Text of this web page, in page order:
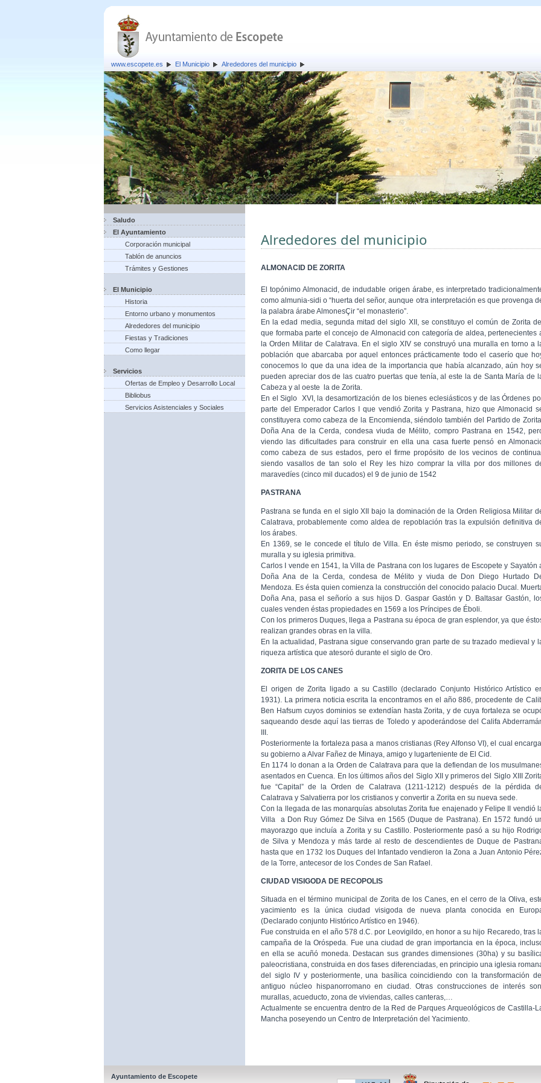
www.escopete.es El Municipio Alrededores del municipio
Saludo
El Ayuntamiento
Corporación municipal
Tablón de anuncios
Trámites y Gestiones
El Municipio
Historia
Entorno urbano y monumentos
Alrededores del municipio
Fiestas y Tradiciones
Como llegar
Servicios
Ofertas de Empleo y Desarrollo Local
Bibliobus
Servicios Asistenciales y Sociales
Alrededores del municipio
ALMONACID DE ZORITA
El topónimo Almonacid, de indudable origen árabe, es interpretado
como almunia-sidi o “huerta del señor, aunque otra interpretación es que provenga
la palabra árabe AlmonesÇir “el monasterio”.
En la edad media, segunda mitad del siglo XII, se constituyo el común de Zorita del
que formaba parte el concejo de Almonacid con categoría de aldea, pertenecientes
la Orden Militar de Calatrava. En el siglo XIV se construyó una muralla en torno a
población que abarcaba por aquel entonces prácticamente todo el caserío que
conocemos lo que da una idea de la importancia que había alcanzado, aún hoy
pueden apreciar dos de las cuatro puertas que tenía, al este la de Santa María de
Cabeza y al oeste la de Zorita.
En el Siglo XVI, la desamortización de los bienes eclesiásticos y de las Órdenes
parte del Emperador Carlos I que vendió Zorita y Pastrana, hizo que Almonacid
constituyera como cabeza de la Encomienda, siéndolo también del Partido de
Doña Ana de la Cerda, condesa viuda de Mélito, compro Pastrana en 1542,
viendo las dificultades para construir en ella una casa fuerte pensó en
como cabeza de sus estados, pero el firme propósito de los vecinos de
siendo vasallos de tan solo el Rey les hizo comprar la villa por dos millones
maravedíes (cinco mil ducados) el 9 de junio de 1542
PASTRANA
Pastrana se funda en el siglo XII bajo la dominación de la Orden Religiosa Militar
Calatrava, probablemente como aldea de repoblación tras la expulsión definitiva
los árabes.
En 1369, se le concede el título de Villa. En éste mismo periodo, se construyen
muralla y su iglesia primitiva.
Carlos I vende en 1541, la Villa de Pastrana con los lugares de Escopete y Sayatón
Doña Ana de la Cerda, condesa de Mélito y viuda de Don Diego Hurtado
Mendoza. Es ésta quien comienza la construcción del conocido palacio Ducal.
Doña Ana, pasa el señorío a sus hijos D. Gaspar Gastón y D. Baltasar Gastón,
cuales venden éstas propiedades en 1569 a los Príncipes de Éboli.
Con los primeros Duques, llega a Pastrana su época de gran esplendor, ya que
realizan grandes obras en la villa.
En la actualidad, Pastrana sigue conservando gran parte de su trazado medieval y
riqueza artística que atesoró durante el siglo de Oro.
ZORITA DE LOS CANES
El origen de Zorita ligado a su Castillo (declarado Conjunto Histórico Artístico
1931). La primera noticia escrita la encontramos en el año 886, procedente de
Ben Hafsum cuyos dominios se extendían hasta Zorita, y de cuya fortaleza se
saqueando desde aquí las tierras de Toledo y apoderándose del Califa
III.
Posteriormente la fortaleza pasa a manos cristianas (Rey Alfonso VI), el cual encarga
su gobierno a Alvar Fañez de Minaya, amigo y lugarteniente de El Cid.
En 1174 lo donan a la Orden de Calatrava para que la defiendan de los
asentados en Cuenca. En los últimos años del Siglo XII y primeros del Siglo XIII
fue “Capital” de la Orden de Calatrava (1211-1212) después de la pérdida
Calatrava y Salvatierra por los cristianos y convertir a Zorita en su nueva sede.
Con la llegada de las monarquías absolutas Zorita fue enajenado y Felipe II vendió
Villa a Don Ruy Gómez De Silva en 1565 (Duque de Pastrana). En 1572 fundó
mayorazgo que incluía a Zorita y su Castillo. Posteriormente pasó a su hijo
de Silva y Mendoza y más tarde al resto de descendientes de Duque de
hasta que en 1732 los Duques del Infantado vendieron la Zona a Juan Antonio
de la Torre, antecesor de los Condes de San Rafael.
CIUDAD VISIGODA DE RECOPOLIS
Situada en el término municipal de Zorita de los Canes, en el cerro de la Oliva,
yacimiento es la única ciudad visigoda de nueva planta conocida en
(Declarado conjunto Histórico Artístico en 1946).
Fue construida en el año 578 d.C. por Leovigildo, en honor a su hijo Recaredo, tras
campaña de la Oróspeda. Fue una ciudad de gran importancia en la época,
en ella se acuñó moneda. Destacan sus grandes dimensiones (30ha) y su
paleocristiana, construida en dos fases diferenciadas, en principio una iglesia
del siglo IV y posteriormente, una basílica coincidiendo con la transformación del
antiguo núcleo hispanorromano en ciudad. Otras construcciones de interés
murallas, acueducto, zona de viviendas, calles canteras,…
Actualmente se encuentra dentro de la Red de Parques Arqueológicos de Castilla-
Mancha poseyendo un Centro de Interpretación del Yacimiento.
Ayuntamiento de Escopete